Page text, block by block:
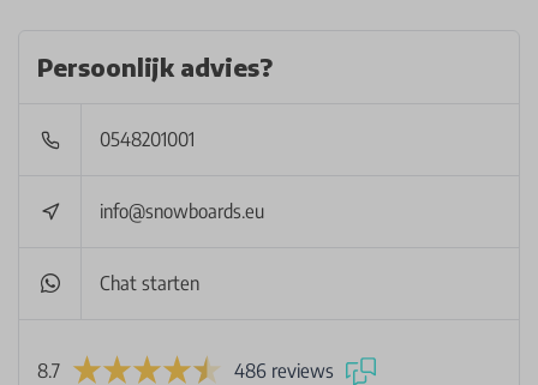
Persoonlijk advies?
0548201001
info@snowboards.eu
Chat starten
8.7 486 reviews